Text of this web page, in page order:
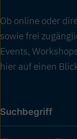
Ob online oder
sowie frei
Events,
hier auf einen